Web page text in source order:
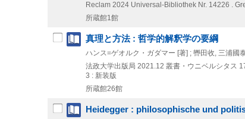
Reclam 2024 Universal-Bibliothek Nr. 14226 .
所蔵館1館
真理と方法 : 哲学的解釈学の要綱
ハンス=ゲオルク・ガダマー [著] ; 轡田收, 三浦國
法政大学出版局 2021.12 叢書・ウニベルシタス
3 : 新装版
所蔵館26館
Heidegger : philosophische und